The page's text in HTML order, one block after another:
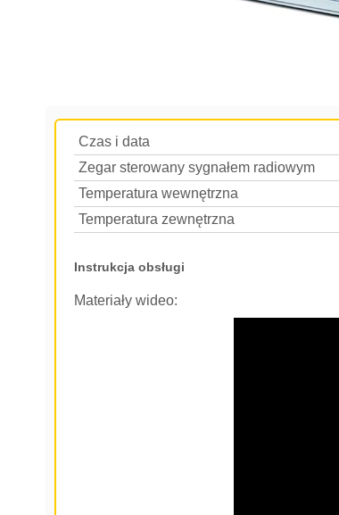
Czas i data
Zegar sterowany sygnałem radiowym
Temperatura wewnętrzna
Temperatura zewnętrzna
Instrukcja obsługi
Materiały wideo: